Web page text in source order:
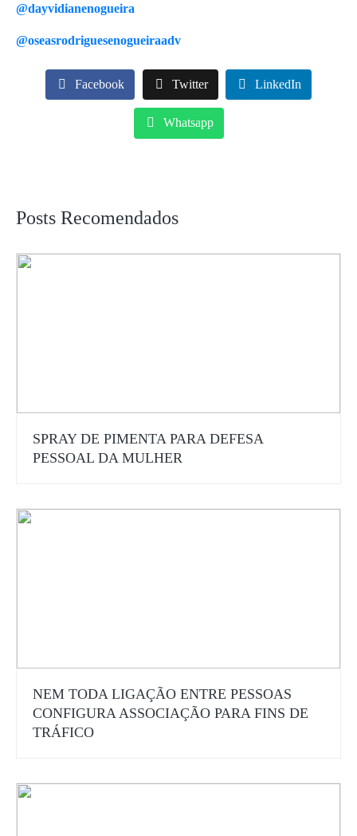
@dayvidianenogueira
@oseasrodriguesenogueiraadv
Facebook Twitter LinkedIn
Whatsapp
Posts Recomendados
SPRAY DE PIMENTA PARA DEFESA
PESSOAL DA MULHER
NEM TODA LIGAÇÃO ENTRE PESSOAS
CONFIGURA ASSOCIAÇÃO PARA FINS DE
TRÁFICO